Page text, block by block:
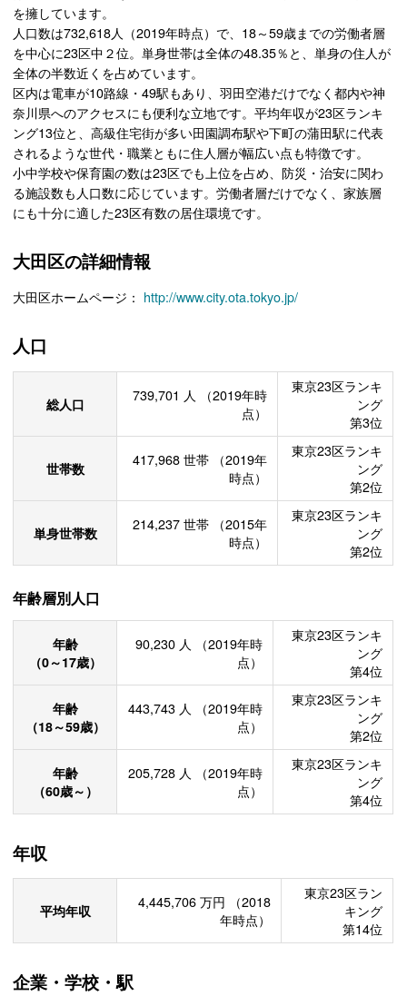
を擁しています。
人口数は732,618人（2019年時点）で、18～59歳までの労働者層
を中心に23区中２位。単身世帯は全体の48.35％と、単身の住人が
全体の半数近くを占めています。
区内は電車が10路線・49駅もあり、羽田空港だけでなく都内や神
奈川県へのアクセスにも便利な立地です。平均年収が23区ランキ
ング13位と、高級住宅街が多い田園調布駅や下町の蒲田駅に代表
されるような世代・職業ともに住人層が幅広い点も特徴です。
小中学校や保育園の数は23区でも上位を占め、防災・治安に関わ
る施設数も人口数に応じています。労働者層だけでなく、家族層
にも十分に適した23区有数の居住環境です。
大田区の詳細情報
大田区ホームページ： http://www.city.ota.tokyo.jp/
人口
総人口 739,701 人
（2019年時
点）
東京23区ランキ
ング
第3位
世帯数 417,968 世帯
（2019年
時点）
東京23区ランキ
ング
第2位
単身世帯数 214,237 世帯
（2015年
時点）
東京23区ランキ
ング
第2位
年齢層別人口
年齢
（0～17歳）
90,230 人
（2019年時
点）
東京23区ランキ
ング
第4位
年齢
（18～59歳）
443,743 人
（2019年時
点）
東京23区ランキ
ング
第2位
年齢
（60歳～）
205,728 人
（2019年時
点）
東京23区ランキ
ング
第4位
年収
平均年収 4,445,706 万円
（2018
年時点）
東京23区ラン
キング
第14位
企業・学校・駅